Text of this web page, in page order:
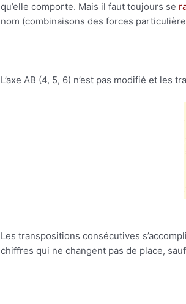
qu’elle comporte. Mais il faut toujours se
nom (combinaisons des forces
L’axe AB (4, 5, 6) n’est pas modifié et
Les transpositions consécutives
chiffres qui ne changent pas de place,